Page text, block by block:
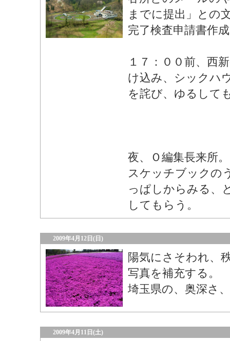
までに提出」との
完了検査申請書作
１７：００前、西
け込み、シックハ
を詫び、ゆるして
夜、Ｏ編集長来所。
スケッチブックの
っぱしからみる、
してもらう。
2009年4月12日(日)
陽気にさそわれ、
写真を補充する。
埼玉県の、奥深さ
2009年4月11日(土)